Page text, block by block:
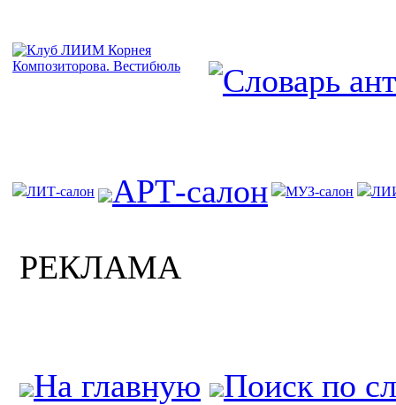
ЛИТ-салон АРТ-салон МУЗ-салон
РЕКЛАМА
На главную
Поиск по